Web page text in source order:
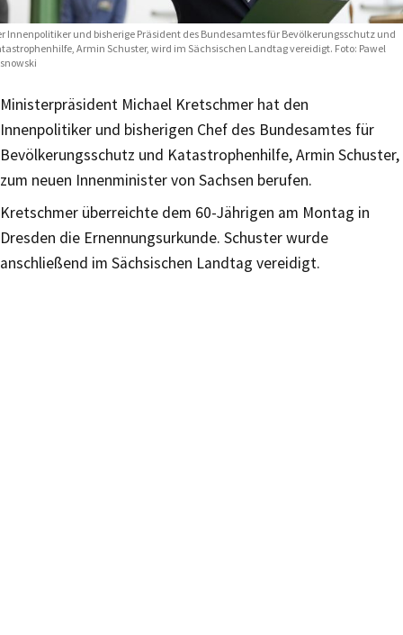
Innenpolitiker und bisherige Präsident des Bundesamtes für Bevölkerungsschutz und
Armin Schuster, wird im Sächsischen Landtag vereidigt. Foto: Pawel
Ministerpräsident Michael Kretschmer hat den
Innenpolitiker und bisherigen Chef des Bundesamtes für
Bevölkerungsschutz und Katastrophenhilfe, Armin Schuster,
zum neuen Innenminister von Sachsen berufen.
Kretschmer überreichte dem 60-Jährigen am Montag in
Dresden die Ernennungsurkunde. Schuster wurde
anschließend im Sächsischen Landtag vereidigt.